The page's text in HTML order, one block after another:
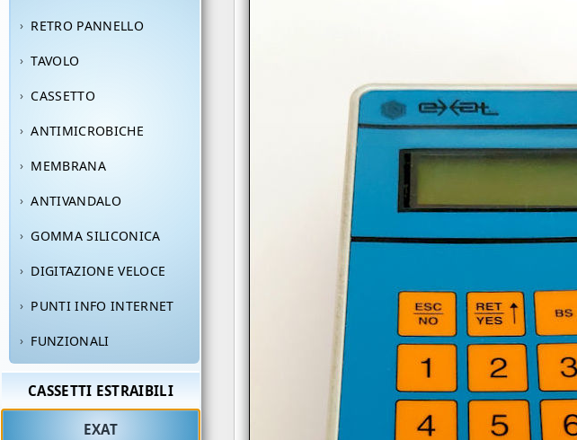
RETRO PANNELLO
TAVOLO
CASSETTO
ANTIMICROBICHE
MEMBRANA
ANTIVANDALO
GOMMA SILICONICA
DIGITAZIONE VELOCE
PUNTI INFO INTERNET
FUNZIONALI
CASSETTI ESTRAIBILI
EXAT